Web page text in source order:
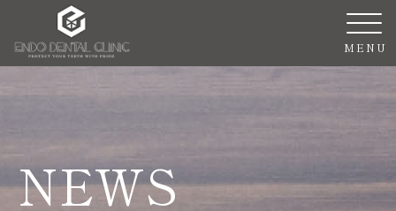
NEWS